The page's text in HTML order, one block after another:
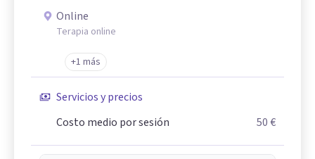
Online
Terapia online
+1 más
Servicios y precios
Costo medio por sesión
50 €